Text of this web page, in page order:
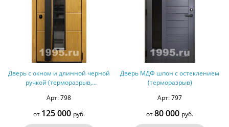
Дверь с окном и длинной черной
ручкой (терморазрыв,
Арт: 798
от 125 000 руб.
Дверь МДФ шпон с остеклением
(терморазрыв)
Арт: 797
от80 000 руб.